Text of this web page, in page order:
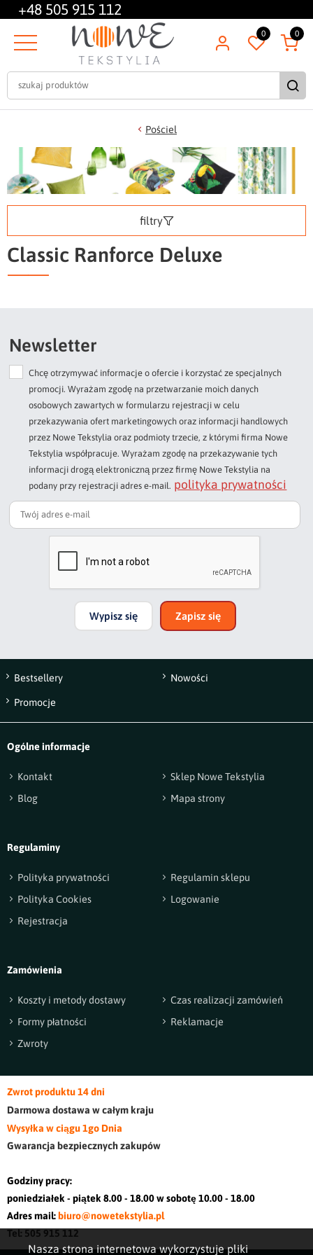
+48 505 915 112
0 0
Pościel
filtry
Classic Ranforce Deluxe
Newsletter
Chcę otrzymywać informacje o ofercie i korzystać ze specjalnych
promocji. Wyrażam zgodę na przetwarzanie moich danych
osobowych zawartych w formularzu rejestracji w celu
przekazywania ofert marketingowych oraz informacji handlowych
przez Nowe Tekstylia oraz podmioty trzecie, z którymi firma Nowe
Tekstylia współpracuje. Wyrażam zgodę na przekazywanie tych
informacji drogą elektroniczną przez firmę Nowe Tekstylia na
podany przy rejestracji adres e-mail. polityka prywatności
Wypisz się Zapisz się
Bestsellery Nowości
Promocje
Ogólne informacje
Kontakt
Sklep Nowe Tekstylia
Blog
Mapa strony
Regulaminy
Polityka prywatności
Regulamin sklepu
Polityka Cookies
Logowanie
Rejestracja
Zamówienia
Koszty i metody dostawy
Czas realizacji zamówień
Formy płatności
Reklamacje
Zwroty
Zwrot produktu 14 dni
Darmowa dostawa w całym kraju
Wysyłka w ciągu 1go Dnia
Gwarancja bezpiecznych zakupów
Godziny pracy:
poniedziałek - piątek 8.00 - 18.00 w sobotę 10.00 - 18.00
Adres mail: biuro@nowetekstylia.pl
Tel: 505 915 112
Nasza strona internetowa wykorzystuje pliki